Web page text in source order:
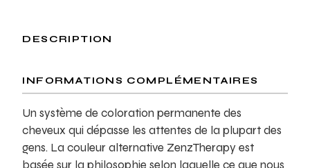
DESCRIPTION
INFORMATIONS COMPLÉMENTAIRES
Un système de coloration permanente des
cheveux qui dépasse les attentes de la plupart des
gens. La couleur alternative ZenzTherapy est